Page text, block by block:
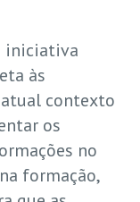
iniciativa
às
atual contexto
os
no
formação,